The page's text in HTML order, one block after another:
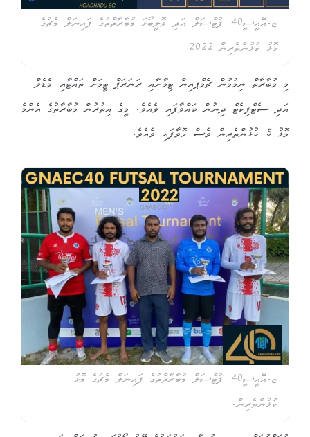
ޏ.އޭއީސީ40 ފުޓްސަލް އަދި ވޮލީބޯޅަ މުބާރާތްތުގެ ފައިނަލް މެޗުގެ
މޮޅު ކުޅުންތެރިން 2022
މި މުބާރާތް ނިމުމުން ޗެމްޕއިން ޓިމާށާއި ރަނަރަޕް ޓީމަށް ތައްޓާއި މެޑެލް
އަދި ސެޓްފިކެޓް ދިނުން ބައްވާފައި ވެއެވެ. މީގެ އިތުރުން މުބާރާތުގެ އެންމެ
މޮޅު 5 ކުޅުންތެރިން ވެސް ހޮވާފައި ވެއެވެ.
ޏ.އޭއީސީ40 ފުޓްސަލް މުބާރާތްތުގެ ފައިނަލް މެޗުގެ މޮޅު
ކުޅުންތެރިން.